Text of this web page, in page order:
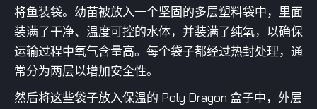
将鱼装袋。幼苗被放入一个坚固的多层塑料袋中，里面
装满了干净、温度可控的水体，并装满了纯氧，以确保
运输过程中氧气含量高。每个袋子都经过热封处理，通
常分为两层以增加安全性。
然后将这些袋子放入保温的 Poly Dragon 盒子中，外层